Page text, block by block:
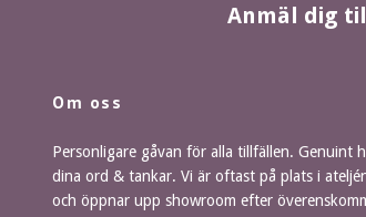
Anmäl dig
Om oss
Personligare gåvan för alla tillfällen. Genuint
dina ord & tankar. Vi är oftast på plats i
och öppnar upp showroom efter